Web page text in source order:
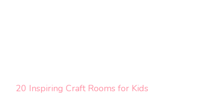
20 Inspiring Craft Rooms for Kids